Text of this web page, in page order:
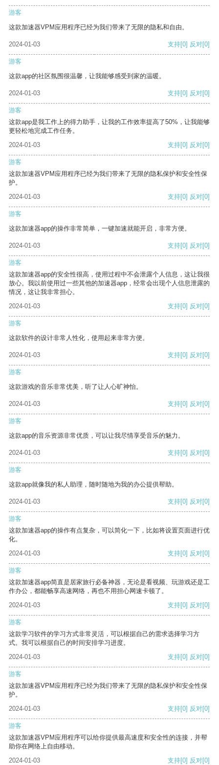
游客
这款加速器VPM应用程序已经为我们带来了无限的隐私和自由。
2024-01-03 支持[0] 反对[0]
游客
这款app的社区氛围很温馨，让我能够感受到家的温暖。
2024-01-03 支持[0] 反对[0]
游客
这款app是我工作上的得力助手，让我的工作效率提高了50%，让我能够
更轻松地完成工作任务。
2024-01-03
支持[0] 反对[0]
游客
这款加速器VPM应用程序已经为我们带来了无限的隐私保护和安全性保
护。
2024-01-03
支持[0] 反对[0]
游客
这款加速器app的操作非常简单，一键加速就能开启，非常方便。
2024-01-03 支持[0] 反对[0]
游客
这款加速器app的安全性很高，使用过程中不会泄露个人信息，这让我很
放心。我以前使用过一些其他的加速器app，经常会出现个人信息泄露的
情况，这让我非常担心。
2024-01-03
支持[0] 反对[0]
游客
这款软件的设计非常人性化，使用起来非常方便。
2024-01-03 支持[0] 反对[0]
游客
这款游戏的音乐非常优美，听了让人心旷神怡。
2024-01-03 支持[0] 反对[0]
游客
这款app的音乐资源非常优质，可以让我尽情享受音乐的魅力。
2024-01-03 支持[0] 反对[0]
游客
这款app就像我的私人助理，随时随地为我的办公提供帮助。
2024-01-03 支持[0] 反对[0]
游客
这款加速器app的操作有点复杂，可以简化一下，比如将设置页面进行优
化。
2024-01-03
支持[0] 反对[0]
游客
这款加速器app简直是居家旅行必备神器，无论是看视频、玩游戏还是工
作办公，都能畅享高速网络，再也不用担心网速卡顿了。
2024-01-03
支持[0] 反对[0]
游客
这款学习软件的学习方式非常灵活，可以根据自己的需求选择学习方
式。我可以根据自己的时间安排学习进度。
2024-01-03
支持[0] 反对[0]
游客
这款加速器VPM应用程序已经为我们带来了无限的隐私保护和安全性保
护。
2024-01-03
支持[0] 反对[0]
游客
这款加速器VPM应用程序可以给你提供最高速度和安全性的连接，并帮
助你在网络上自由移动。
2024-01-03
支持[0] 反对[0]